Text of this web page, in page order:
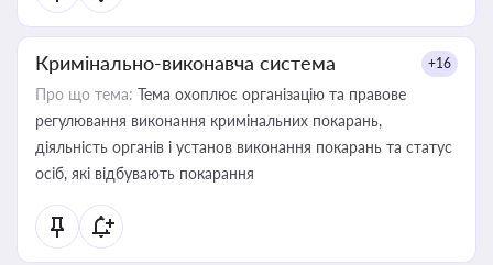
Кримінально-виконавча система +16
Про що тема: Тема охоплює організацію та правове
регулювання виконання кримінальних покарань,
діяльність органів і установ виконання покарань та статус
осіб, які відбувають покарання